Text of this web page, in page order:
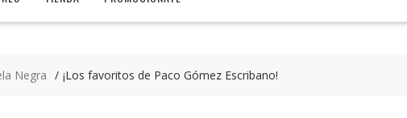
Negra ¡Los favoritos de Paco Gómez Escribano!